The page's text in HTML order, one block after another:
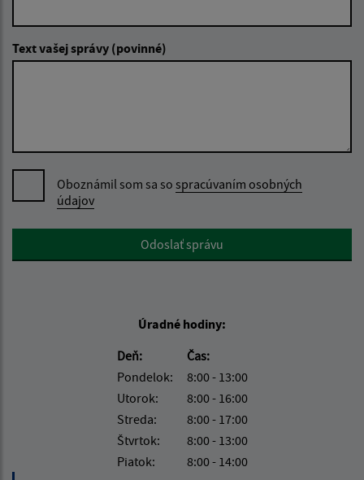
Text vašej správy (povinné)
Oboznámil som sa so spracúvaním osobných
údajov
Google reCaptcha ResponseOdoslať správu
Úradné hodiny:
Deň:
Čas:
Pondelok:
8:00 - 13:00
Utorok:
8:00 - 16:00
Streda:
8:00 - 17:00
Štvrtok:
8:00 - 13:00
Piatok:
8:00 - 14:00